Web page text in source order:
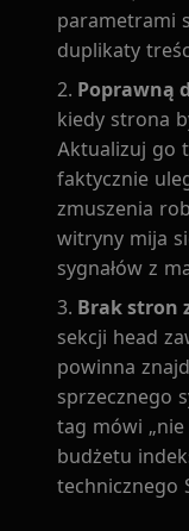
parametrami
duplikaty
Poprawną
kiedy strona
Aktualizuj go
faktycznie
zmuszenia
witryny mija
sygnałów z
Brak stron
sekcji head
powinna
sprzecznego
tag mówi
budżetu
technicznego